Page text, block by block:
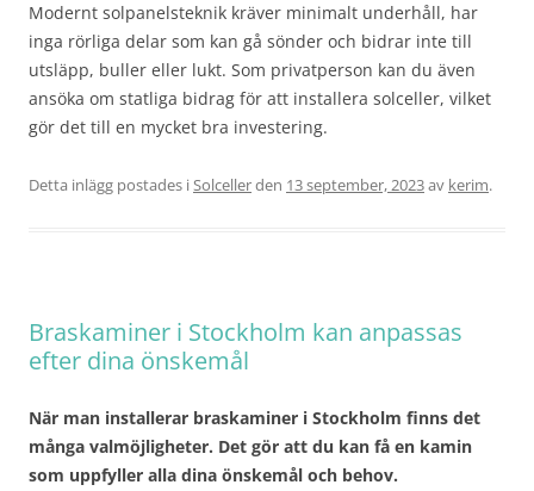
Modernt solpanelsteknik kräver minimalt underhåll, har
inga rörliga delar som kan gå sönder och bidrar inte till
utsläpp, buller eller lukt. Som privatperson kan du även
ansöka om statliga bidrag för att installera solceller, vilket
gör det till en mycket bra investering.
Detta inlägg postades iSolcellerden 13 september, 2023av kerim.
Braskaminer i Stockholm kan anpassas
efter dina önskemål
När man installerar braskaminer i Stockholm finns det
många valmöjligheter. Det gör att du kan få en kamin
som uppfyller alla dina önskemål och behov.